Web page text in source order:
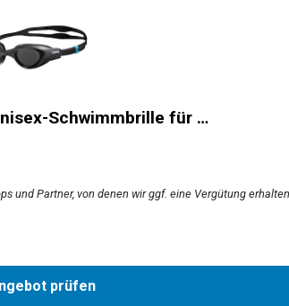
Schwimmbrille für …
und Partner, von denen wir ggf. eine Vergütung erhalten.
prüfen